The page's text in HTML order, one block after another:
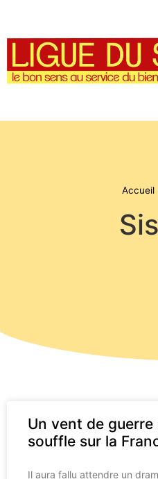
Accueil
Un vent de
souffle sur la
Il aura fallu attendre un